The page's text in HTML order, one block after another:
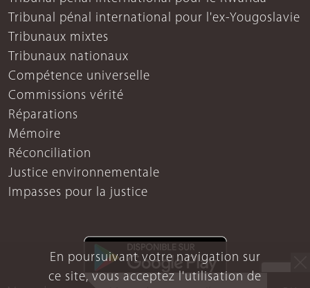
En poursuivant votre navigation sur
ce site, vous acceptez l'utilisation de
Tribunal pénal international pour l'ex-Yougoslavie
Tribunaux mixtes
Tribunaux nationaux
Compétence universelle
Commissions vérité
Réparations
Mémoire
Réconciliation
Justice environnementale
Impasses pour la justice